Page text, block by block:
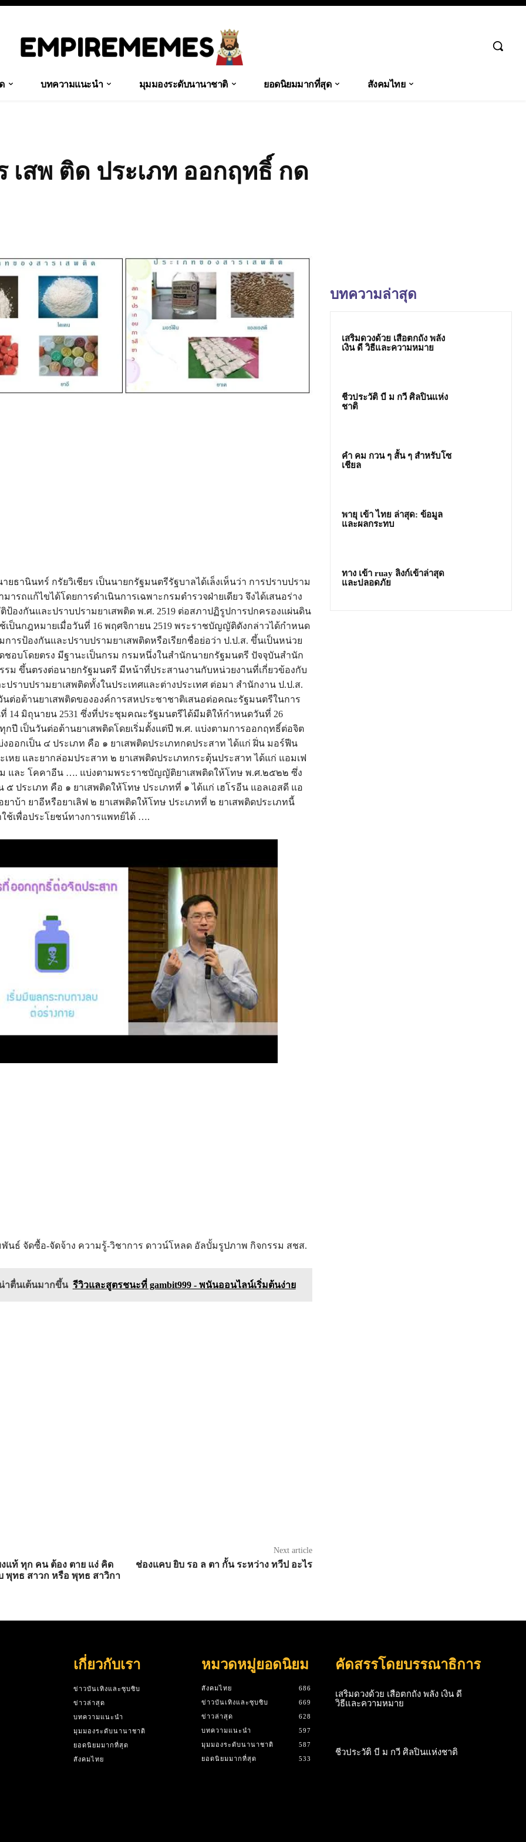
บทความแนะนำ มุมมองระดับนานาชาติ ยอดนิยมมากที่สุด สังคมไทย
เสพ ติด ประเภท ออกฤทธิ์ กด
ยธานินทร์ กรัยวิเชียร เป็นนายกรัฐมนตรีรัฐบาลได้เล็งเห็นว่า การปราบปราม
มารถแก้ไขได้โดยการดำเนินการเฉพาะกรมตำรวจฝ่ายเดียว จึงได้เสนอร่าง
องกันและปราบปรามยาเสพติด พ.ศ. 2519 ต่อสภาปฏิรูปการปกครองแผ่นดิน
เป็นกฎหมายเมื่อวันที่ 16 พฤศจิกายน 2519 พระราชบัญญัติดังกล่าวได้กำหนด
ารป้องกันและปราบปรามยาเสพติดหรือเรียกชื่อย่อว่า ป.ป.ส. ขึ้นเป็นหน่วย
ชอบโดยตรง มีฐานะเป็นกรม กรมหนึ่งในสำนักนายกรัฐมนตรี ปัจจุบันสำนัก
รม ขึ้นตรงต่อนายกรัฐมนตรี มีหน้าที่ประสานงานกับหน่วยงานที่เกี่ยวข้องกับ
ปราบปรามยาเสพติดทั้งในประเทศและต่างประเทศ ต่อมา สำนักงาน ป.ป.ส.
นต่อต้านยาเสพติดขององค์การสหประชาชาติเสนอต่อคณะรัฐมนตรีในการ
14 มิถุนายน 2531 ซึ่งที่ประชุมคณะรัฐมนตรีได้มีมติให้กำหนดวันที่ 26
กปี เป็นวันต่อต้านยาเสพติดโดยเริ่มตั้งแต่ปี พ.ศ. แบ่งตามการออกฤทธิ์ต่อจิต
ออกเป็น ๔ ประเภท คือ ๑ ยาเสพติดประเภทกดประสาท ได้แก่ ฝิ่น มอร์ฟีน
เหย และยากล่อมประสาท ๒ ยาเสพติดประเภทกระตุ้นประสาท ได้แก่ แอมเฟ
และ โคคาอีน …. แบ่งตามพระราชบัญญัติยาเสพติดให้โทษ พ.ศ.๒๕๒๒ ซึ่ง
๕ ประเภท คือ ๑ ยาเสพติดให้โทษ ประเภทที่ ๑ ได้แก่ เฮโรอีน แอลเอสดี แอ
าบ้า ยาอีหรือยาเลิฟ ๒ ยาเสพติดให้โทษ ประเภทที่ ๒ ยาเสพติดประเภทนี้
ช้เพื่อประโยชน์ทางการแพทย์ได้ ….
นธ์ จัดซื้อ-จัดจ้าง ความรู้-วิชาการ ดาวน์โหลด อัลบั้มรูปภาพ กิจกรรม สชส.
าตื่นเต้นมากขึ้น รีวิวและสูตรชนะที่ gambit999 - พนันออนไลน์เริ่มต้นง่าย
แท้ ทุก คน ต้อง ตาย แง่ คิด
พุทธ สาวก หรือ พุทธ สาวิกา
Next article
ช่องแคบ ยิบ รอ ล ตา กั้น ระหว่าง ทวีป อะไร
บทความล่าสุด
เสริมดวงด้วย เสือตกถัง พลัง
เงิน ดี วิธีและความหมาย
ชีวประวัติ บี ม กวี ศิลปินแห่ง
ชาติ
คํา คม กวน ๆ สั้น ๆ สำหรับโซ
เชียล
พายุ เข้า ไทย ล่าสุด: ข้อมูล
และผลกระทบ
ทาง เข้า ruay ลิงก์เข้าล่าสุด
และปลอดภัย
เกี่ยวกับเรา
ข่าวบันเทิงและซุบซิบ
ข่าวล่าสุด
บทความแนะนำ
มุมมองระดับนานาชาติ
ยอดนิยมมากที่สุด
สังคมไทย
หมวดหมู่ยอดนิยม
สังคมไทย
686
ข่าวบันเทิงและซุบซิบ
669
ข่าวล่าสุด
628
บทความแนะนำ
597
มุมมองระดับนานาชาติ
587
ยอดนิยมมากที่สุด
533
คัดสรรโดยบรรณาธิการ
เสริมดวงด้วย เสือตกถัง พลัง เงิน ดี
วิธีและความหมาย
ชีวประวัติ บี ม กวี ศิลปินแห่งชาติ